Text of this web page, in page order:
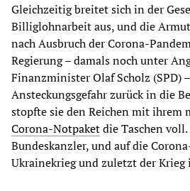
Gleichzeitig breitet sich in der
Billiglohnarbeit aus, und die
nach Ausbruch der Corona-
Regierung – damals noch unter
Finanzminister Olaf Scholz (SPD)
Ansteckungsgefahr zurück in die
stopfte sie den Reichen mit ihrem
Corona-Notpaketdie Taschen
Bundeskanzler, und auf die
Ukrainekrieg und zuletzt der Krieg